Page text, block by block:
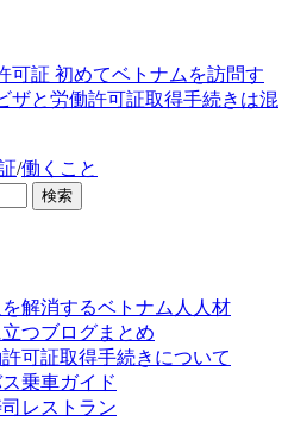
可証 初めてベトナムを訪問す
ザと労働許可証取得手続きは混
/働くこと
検索
解消するベトナム人人材
つブログまとめ
可証取得手続きについて
乗車ガイド
レストラン